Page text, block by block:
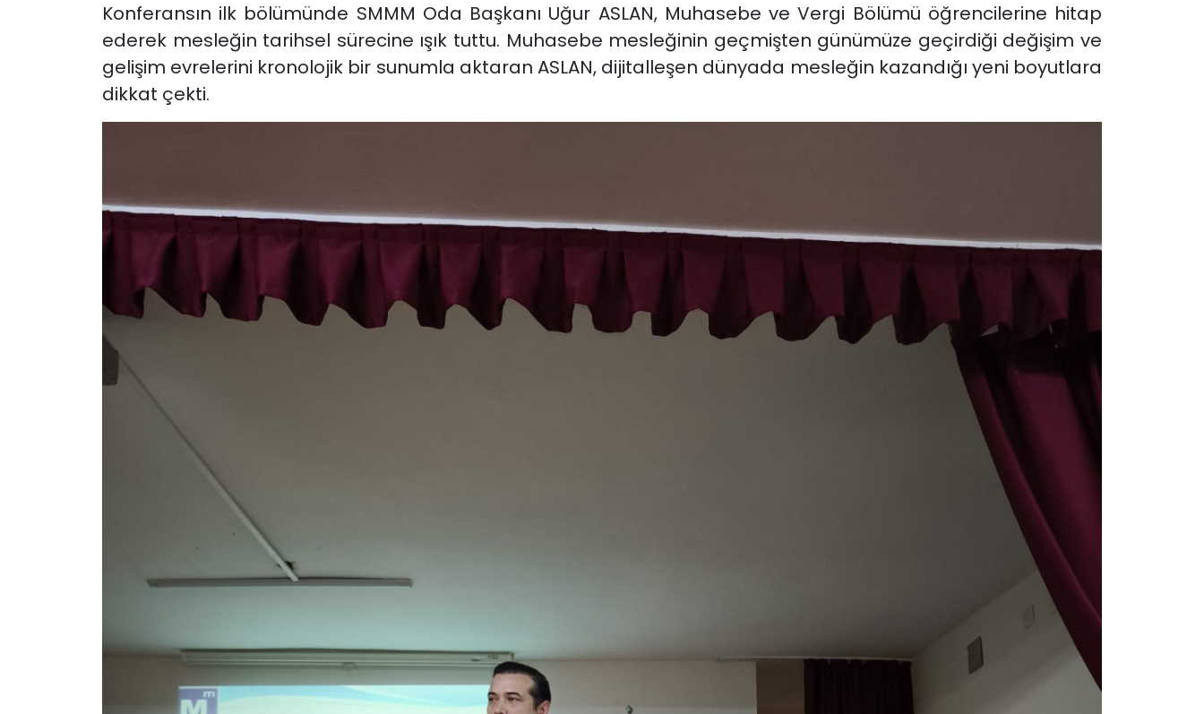
Konferansın ilk bölümünde SMMM Oda Başkanı Uğur ASLAN, Muhasebe ve Vergi Bölümü öğrencilerine hitap
ederek mesleğin tarihsel sürecine ışık tuttu. Muhasebe mesleğinin geçmişten günümüze geçirdiği değişim ve
gelişim evrelerini kronolojik bir sunumla aktaran ASLAN, dijitalleşen dünyada mesleğin kazandığı yeni boyutlara
dikkat çekti.